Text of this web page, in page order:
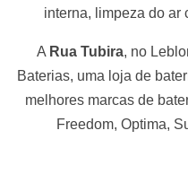
interna, limpeza do ar
A Rua Tubira, no
Baterias, uma loja de
melhores marcas de
Freedom, Optima,